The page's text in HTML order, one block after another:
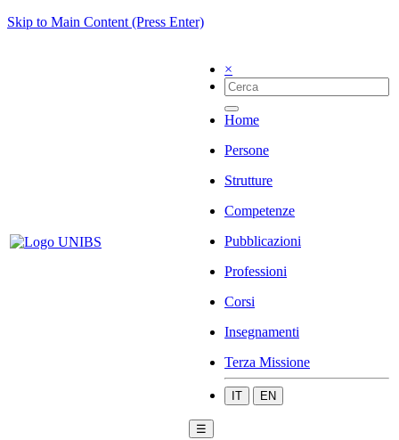
Skip to Main Content (Press Enter)
×
Home
Persone
Strutture
Competenze
Pubblicazioni
Professioni
Corsi
Insegnamenti
Terza Missione
IT EN
☰